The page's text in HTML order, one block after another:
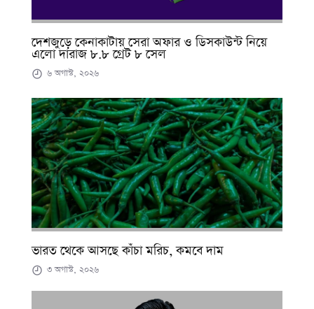
দেশজুড়ে কেনাকাটায় সেরা অফার ও ডিসকাউন্ট নিয়ে
এলো দারাজ ৮.৮ গ্রেট ৮ সেল
৬ অগাস্ট, ২০২৬
ভারত থেকে আসছে কাঁচা মরিচ, কমবে দাম
৩ অগাস্ট, ২০২৬